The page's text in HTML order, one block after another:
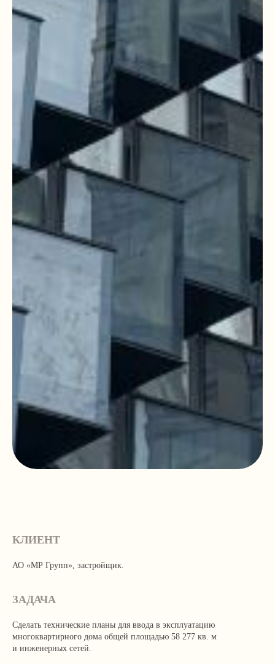
КЛИЕНТ
АО «МР Групп», застройщик.
ЗАДАЧА
Сделать технические планы для ввода в эксплуатацию
многоквартирного дома общей площадью 58 277 кв. м
и инженерных сетей.
КАК РАБОТАЛИ